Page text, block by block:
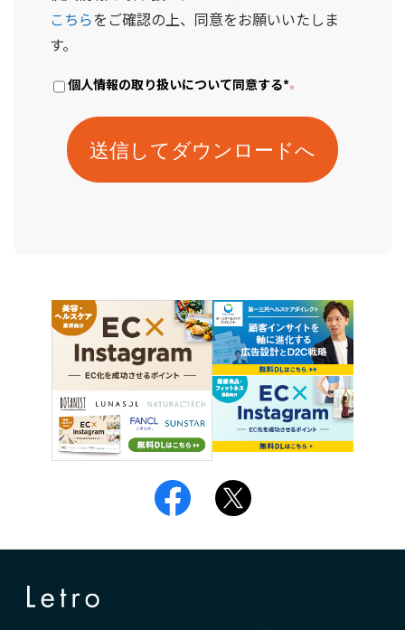
こちらをご確認の上、同意をお願いいたしま
す。
個人情報の取り扱いについて同意する*